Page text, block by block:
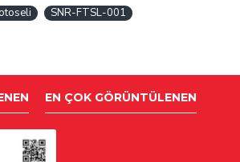
SNR-FTSL-001
EN ÇOK GÖRÜNTÜLENEN